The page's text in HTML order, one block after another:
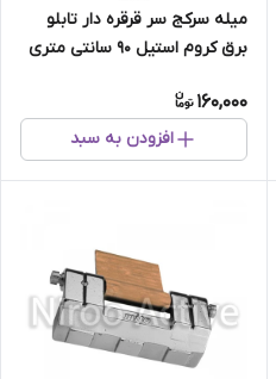
میله سرکج سر قرقره دار تابلو
برق کروم استیل ۹۰ سانتی متری
160,000
افزودن به سبد